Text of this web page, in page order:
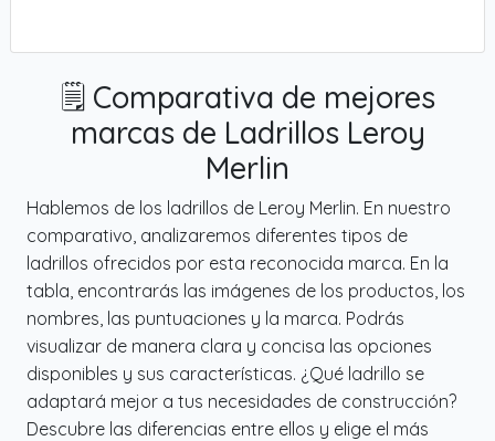
🗒️ Comparativa de mejores
marcas de Ladrillos Leroy
Merlin
Hablemos de los ladrillos de Leroy Merlin. En nuestro
comparativo, analizaremos diferentes tipos de
ladrillos ofrecidos por esta reconocida marca. En la
tabla, encontrarás las imágenes de los productos, los
nombres, las puntuaciones y la marca. Podrás
visualizar de manera clara y concisa las opciones
disponibles y sus características. ¿Qué ladrillo se
adaptará mejor a tus necesidades de construcción?
Descubre las diferencias entre ellos y elige el más